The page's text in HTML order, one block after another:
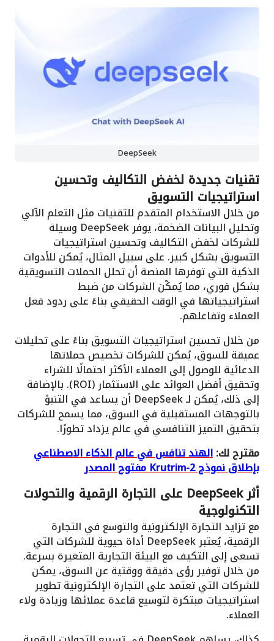
DeepSeek
تقنيات جديدة لخفض التكاليف وتحسين
استراتيجيات التسويق
من خلال الاستخدام المتقدم للتقنيات مثل التعلم الآلي
وتحليل البيانات الضخمة، يوفر DeepSeek وسيلة
للشركات لخفض التكاليف وتحسين استراتيجيات
التسويق بشكل كبير. على سبيل المثال، يُمكن للأدوات
الذكية التي توفرها المنصة أن تحلل الحملات التسويقية
بشكل فوري، مما يُمكّن الشركات من ضبط
استراتيجياتها في الوقت الحقيقي بناءً على ردود فعل
العملاء وتفاعلهم.
من خلال تحسين استراتيجيات التسويق بناءً على تحليلات
عميقة للسوق، يُمكن للشركات تخصيص حملاتها
الدعائية للوصول إلى العملاء الأكثر احتمالًا للشراء
وتحقيق أفضل العوائد على الاستثمار (ROI). بالإضافة
إلى ذلك، يُمكن لـ DeepSeek أن يساعد في التنبؤ
بالتوجهات المستقبلية في السوق، مما يسمح للشركات
بتحقيق التميز التنافسي في عالم يزداد تطورًا.
مقترح لك:الهند تنافس في عالم الذكاء الاصطناعي
بإطلاق نموذج Krutrim-2 مفتوح المصدر
أثر DeepSeek على التجارة الرقمية والتحولات
التكنولوجية
مع تزايد التجارة الإلكترونية والتوسع في التجارة
الرقمية، يُعتبر DeepSeek أداة حيوية للشركات التي
تسعى إلى التكيف مع البيئة التجارية المتغيرة بسرعة.
من خلال توفير رؤى دقيقة ووقتية عن السوق، يمكن
للشركات التي تعتمد على التجارة الإلكترونية تطوير
استراتيجيات مبتكرة لتوسيع قاعدة عملائها وزيادة ولاء
العملاء.